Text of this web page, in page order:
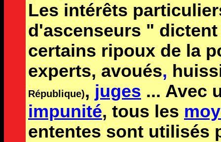
Les intérêts
d'ascenseurs "
certains ripoux de la
experts, avoués,
République), juges ... Avec
impunité, tous les
ententes sont utilisés